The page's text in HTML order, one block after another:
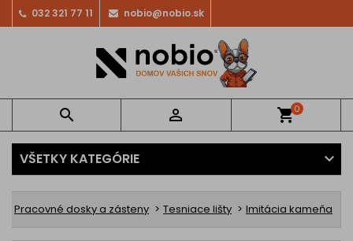
032 321 77 11 nobio@nobio.sk
  shopping_cart0
VŠETKY KATEGÓRIE
Pracovné dosky a zásteny Tesniace lišty Imitácia kameňa